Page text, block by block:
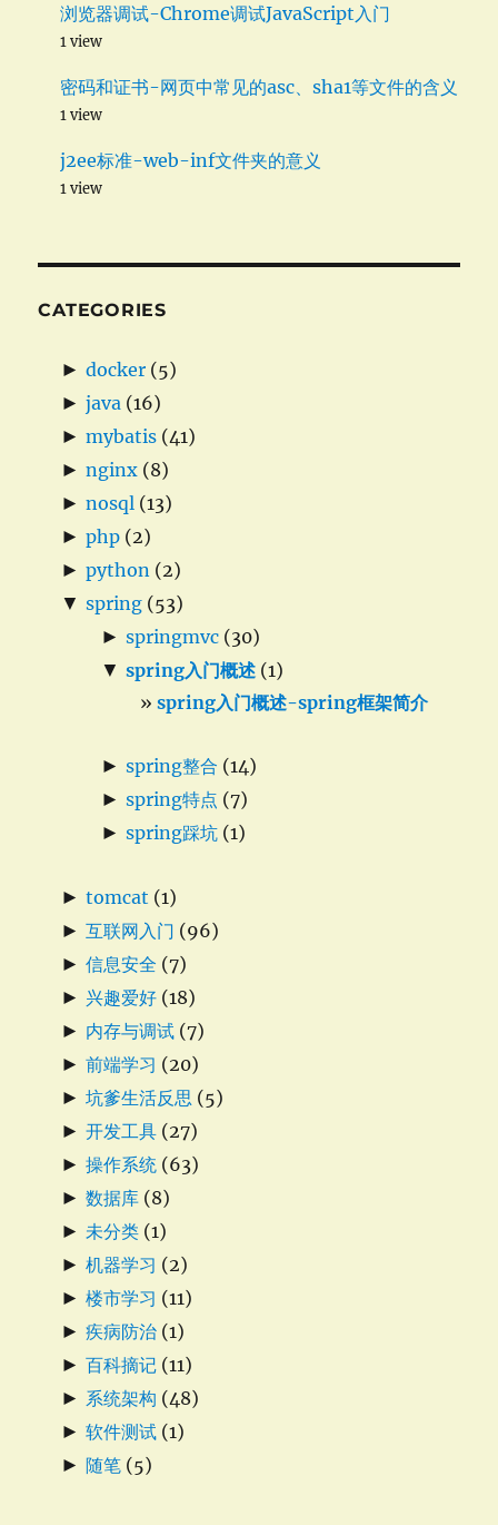
浏览器调试-Chrome调试JavaScript入门
1 view
密码和证书-网页中常见的asc、sha1等文件的含义
1 view
j2ee标准-web-inf文件夹的意义
1 view
CATEGORIES
► docker (5)
► java (16)
► mybatis (41)
► nginx (8)
► nosql (13)
► php (2)
► python (2)
▼ spring (53)
► springmvc (30)
▼ spring入门概述 (1)
spring入门概述-spring框架简介
► spring整合 (14)
► spring特点 (7)
► spring踩坑 (1)
► tomcat (1)
► 互联网入门 (96)
► 信息安全 (7)
► 兴趣爱好 (18)
► 内存与调试 (7)
► 前端学习 (20)
► 坑爹生活反思 (5)
► 开发工具 (27)
► 操作系统 (63)
► 数据库 (8)
► 未分类 (1)
► 机器学习 (2)
► 楼市学习 (11)
► 疾病防治 (1)
► 百科摘记 (11)
► 系统架构 (48)
► 软件测试 (1)
► 随笔 (5)